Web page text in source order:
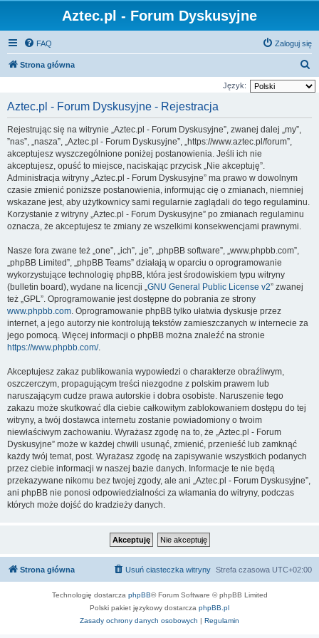
Aztec.pl - Forum Dyskusyjne
FAQ Zaloguj się
Strona główna
z
Język:
Aztec.pl - Forum Dyskusyjne - Rejestracja
Rejestrując się na witrynie „Aztec.pl - Forum Dyskusyjne”, zwanej dalej „my”,
”nas”, „nasza”, „Aztec.pl - Forum Dyskusyjne”, „https://www.aztec.pl/forum”,
akceptujesz wyszczególnione poniżej postanowienia. Jeśli ich nie
akceptujesz, opuść to miejsce, naciskając przycisk „Nie akceptuję”.
Administracja witryny „Aztec.pl - Forum Dyskusyjne” ma prawo w dowolnym
czasie zmienić poniższe postanowienia, informując cię o zmianach, niemniej
wskazane jest, aby użytkownicy sami regularnie zaglądali do tego regulaminu.
Korzystanie z witryny „Aztec.pl - Forum Dyskusyjne” po zmianach regulaminu
oznacza, że akceptujesz te zmiany ze wszelkimi konsekwencjami prawnymi.
Nasze fora zwane też „one”, „ich”, „je”, „phpBB software”, „www.phpbb.com”,
„phpBB Limited”, „phpBB Teams” działają w oparciu o oprogramowanie
wykorzystujące technologię phpBB, która jest środowiskiem typu witryny
(bulletin board), wydane na licencji „GNU General Public License v2” zwanej
też „GPL”. Oprogramowanie jest dostępne do pobrania ze strony
www.phpbb.com. Oprogramowanie phpBB tylko ułatwia dyskusje przez
internet, a jego autorzy nie kontrolują tekstów zamieszczanych w internecie za
jego pomocą. Więcej informacji o phpBB można znaleźć na stronie
https://www.phpbb.com/.
Akceptujesz zakaz publikowania wypowiedzi o charakterze obraźliwym,
oszczerczym, propagującym treści niezgodne z polskim prawem lub
naruszającym cudze prawa autorskie i dobra osobiste. Naruszenie tego
zakazu może skutkować dla ciebie całkowitym zablokowaniem dostępu do tej
witryny, a twój dostawca internetu zostanie powiadomiony o twoim
niewłaściwym zachowaniu. Wyrażasz zgodę na to, że „Aztec.pl - Forum
Dyskusyjne” może w każdej chwili usunąć, zmienić, przenieść lub zamknąć
każdy twój temat, post. Wyrażasz zgodę na zapisywanie wszystkich podanych
przez ciebie informacji w naszej bazie danych. Informacje te nie będą
przekazywane nikomu bez twojej zgody, ale ani „Aztec.pl - Forum Dyskusyjne”,
ani phpBB nie ponosi odpowiedzialności za włamania do witryny, podczas
których może dojść do kradzieży danych.
Strona główna Strefa czasowa UTC+02:00
Usuń ciasteczka witryny
Technologię dostarcza phpBB® Forum Software © phpBB Limited
Polski pakiet językowy dostarcza phpBB.pl
Zasady ochrony danych osobowych | Regulamin